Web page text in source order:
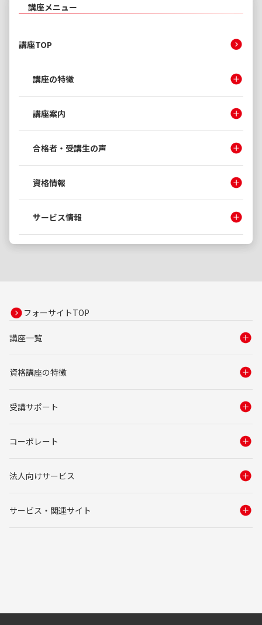
講座メニュー
講座TOP
講座の特徴
講座案内
合格者・受講生の声
資格情報
サービス情報
フォーサイトTOP
講座一覧
資格講座の特徴
受講サポート
コーポレート
法人向けサービス
サービス・関連サイト